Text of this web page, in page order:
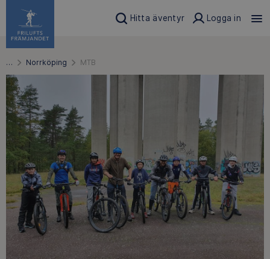
Hitta äventyr Logga in
… Norrköping MTB